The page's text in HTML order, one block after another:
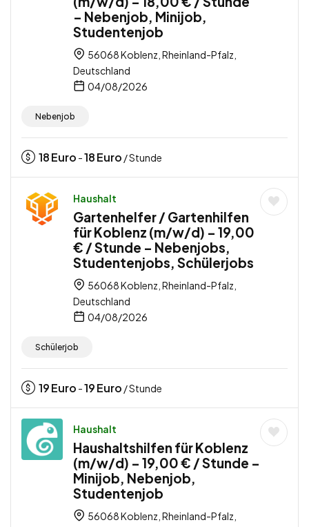
– Nebenjob, Minijob,
Studentenjob
56068 Koblenz, Rheinland-Pfalz,
Deutschland
04/08/2026
Nebenjob
18Euro -18Euro / Stunde
Haushalt
Gartenhelfer / Gartenhilfen
für Koblenz (m/w/d) – 19,00
€ / Stunde – Nebenjobs,
Studentenjobs, Schülerjobs
56068 Koblenz, Rheinland-Pfalz,
Deutschland
04/08/2026
Schülerjob
19Euro -19Euro / Stunde
Haushalt
Haushaltshilfen für Koblenz
(m/w/d) – 19,00 € / Stunde –
Minijob, Nebenjob,
Studentenjob
56068 Koblenz, Rheinland-Pfalz,